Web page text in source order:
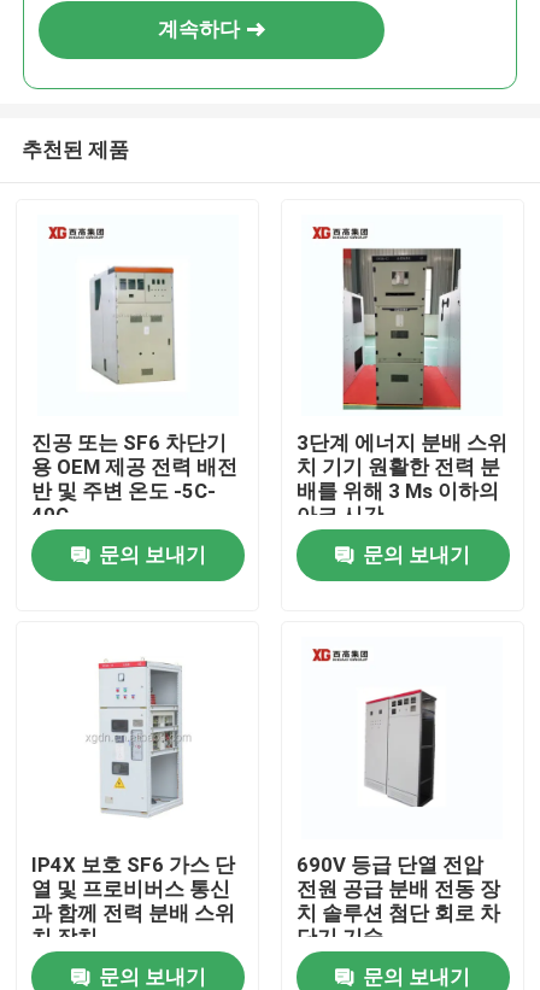
제품
우리에 대하여
계속하다
추천된 제품
진공 또는 SF6 차단기
용 OEM 제공 전력 배전
반 및 주변 온도 -5C-
40C
문의 보내기
3단계 에너지 분배 스위
치 기기 원활한 전력 분
배를 위해 3 Ms 이하의
아크 시간
문의 보내기
IP4X 보호 SF6 가스 단
열 및 프로비버스 통신
과 함께 전력 분배 스위
치 장치
문의 보내기
690V 등급 단열 전압
전원 공급 분배 전동 장
치 솔루션 첨단 회로 차
단기 기술
문의 보내기